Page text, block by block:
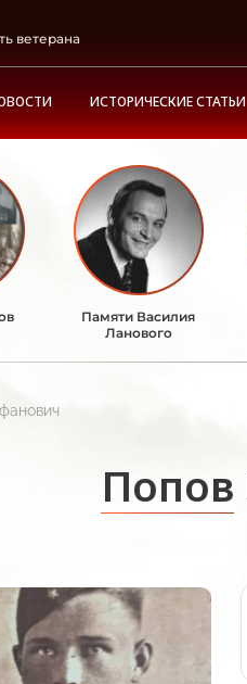
ветерана
ИСТОРИЧЕСКИЕ СТАТЬИ
Памяти Василия
Ланового
Попов